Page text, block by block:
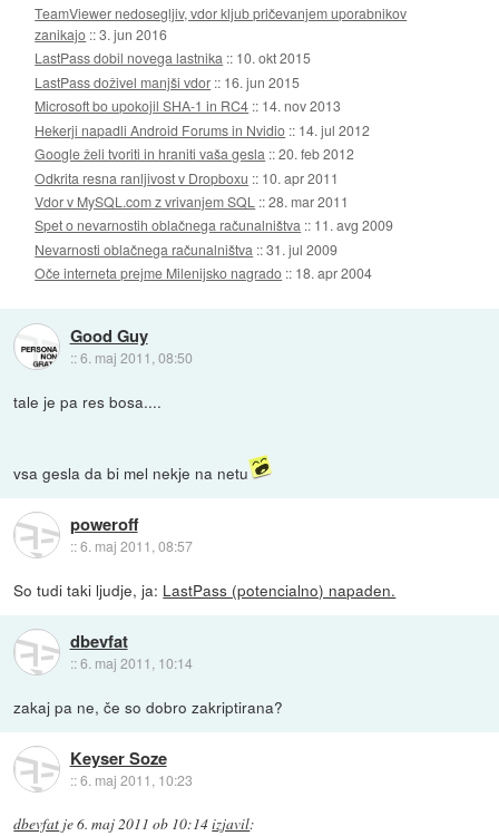
TeamViewer nedosegljiv, vdor kljub pričevanjem uporabnikov
zanikajo ::3. jun 2016
LastPass dobil novega lastnika :: 10. okt 2015
LastPass doživel manjši vdor :: 16. jun 2015
Microsoft bo upokojil SHA-1 in RC4 :: 14. nov 2013
Hekerji napadli Android Forums in Nvidio :: 14. jul 2012
Google želi tvoriti in hraniti vaša gesla ::20. feb 2012
Odkrita resna ranljivost v Dropboxu :: 10. apr 2011
Vdor v MySQL.com z vrivanjem SQL ::28. mar 2011
Spet o nevarnostih oblačnega računalništva :: 11. avg 2009
Nevarnosti oblačnega računalništva ::31. jul 2009
Oče interneta prejme Milenijsko nagrado :: 18. apr 2004
Good Guy
::6. maj 2011, 08:50
tale je pa res bosa....
vsa gesla da bi mel nekje na netu
poweroff
::6. maj 2011, 08:57
So tudi taki ljudje, ja: LastPass (potencialno) napaden.
dbevfat
::6. maj 2011, 10:14
zakaj pa ne, če so dobro zakriptirana?
Keyser Soze
::6. maj 2011, 10:23
dbevfat je6. maj 2011 ob 10:14izjavil: